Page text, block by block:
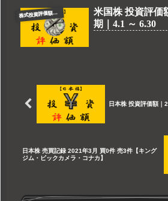
株式投資評価額（米国株）
米国株 投資評価
期｜4.1 ～ 6.30
日本株 投資評価額｜
日本株 売買記録 2021年3月 買0件 売3件【キング
ジム・ビックカメラ・コナカ】